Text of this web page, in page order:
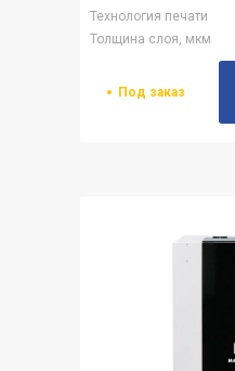
Технология печати
Толщина слоя, мкм
Под заказ